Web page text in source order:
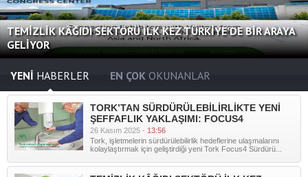
TEMİZLİK KÂĞIDI SEKTÖRÜ İLK KEZ TÜRKİYE’DE BİR ARAYA
GELİYOR
YENİ HABERLER EN ÇOK OKUNANLAR
TORK’TAN SÜRDÜRÜLEBİLİRLİKTE YENİ
ŞEFFAFLIK YAKLAŞIMI: FOCUS4
26 Kasım 2025 - 13:56
Tork, işletmelerin sürdürülebilirlik hedeflerine ulaşmalarını
kolaylaştırmak için geliştirdiği yeni Tork Focus4 Sürdürü...